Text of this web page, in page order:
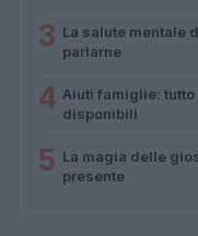
3 La salute mentale
parlarne
4 Aiuti famiglie:
disponibili
5 La magia delle
presente